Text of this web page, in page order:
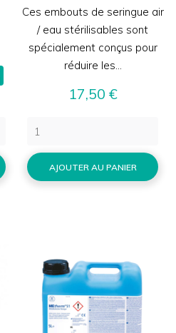
Ces embouts de seringue air
/ eau stérilisables sont
spécialement conçus pour
réduire les...
Prix
17,50 €
AJOUTER AU PANIER